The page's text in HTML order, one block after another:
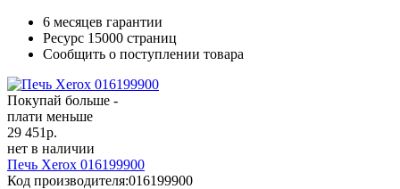
6 месяцев гарантии
Ресурс 15000 страниц
Сообщить о поступлении товара
Покупай больше -
плати меньше
29 451р.
нет в наличии
Печь Xerox 016199900
Код производителя:016199900